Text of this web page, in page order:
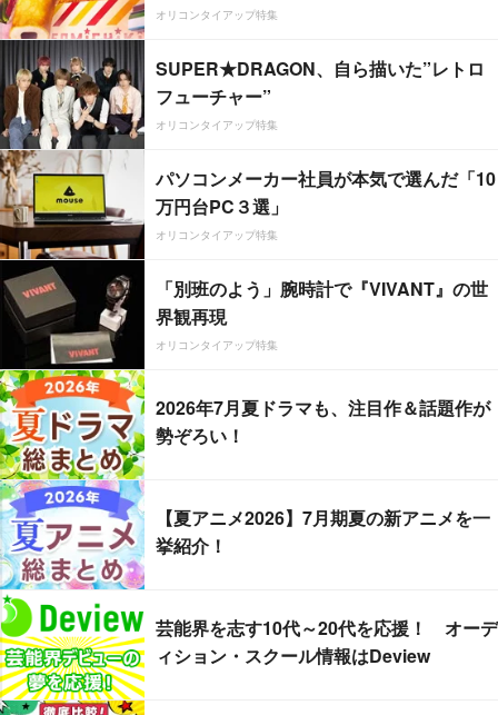
オリコンタイアップ特集
SUPER★DRAGON、自ら描いた”レトロ
フューチャー”
オリコンタイアップ特集
パソコンメーカー社員が本気で選んだ「10
万円台PC３選」
オリコンタイアップ特集
「別班のよう」腕時計で『VIVANT』の世
界観再現
オリコンタイアップ特集
2026年7月夏ドラマも、注目作＆話題作が
勢ぞろい！
【夏アニメ2026】7月期夏の新アニメを一
挙紹介！
芸能界を志す10代～20代を応援！ オーデ
ィション・スクール情報はDeview